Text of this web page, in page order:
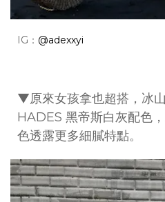
IG： @adexxyi
▼原來女孩拿也超搭，冰
HADES 黑帝斯白灰配色
色透露更多細膩特點。